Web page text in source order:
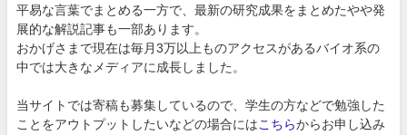
平易な言葉でまとめる一方で、最新の研究成果をまとめたやや発
展的な解説記事も一部あります。
おかげさまで現在は毎月3万以上ものアクセスがあるバイオ系の
中では大きなメディアに成長しました。
当サイトでは寄稿も募集しているので、学生の方などで勉強した
ことをアウトプットしたいなどの場合には こちらからお申し込み